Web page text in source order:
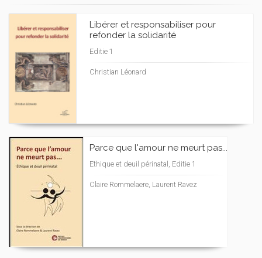
Libérer et responsabiliser pour
refonder la solidarité
Editie 1
Christian Léonard
Parce que l'amour ne meurt pas...
Ethique et deuil périnatal, Editie 1
Claire Rommelaere, Laurent Ravez